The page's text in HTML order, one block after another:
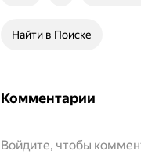
Найти в Поиске
Комментарии
Войдите, чтобы